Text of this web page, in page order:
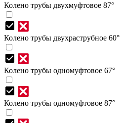
Колено трубы двухмуфтовое 87°
Колено трубы двухраструбное 60°
Колено трубы одномуфтовое 67°
Колено трубы одномуфтовое 87°